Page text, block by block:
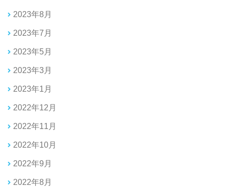
2023年8月
2023年7月
2023年5月
2023年3月
2023年1月
2022年12月
2022年11月
2022年10月
2022年9月
2022年8月